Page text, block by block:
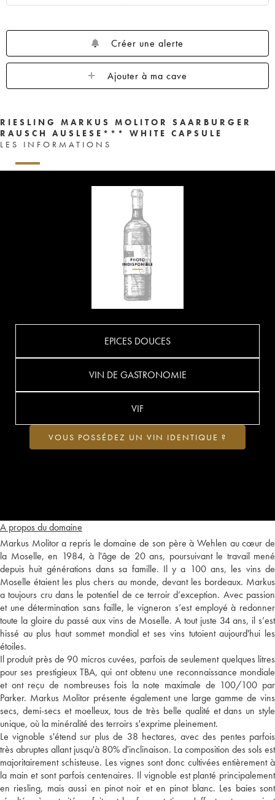
Créer une alerte
Ajouter à ma cave
RIESLING MARKUS MOLITOR SAARBURGER
RAUSCH AUSLESE*** WHITE CAPSULE
LES INFORMATIONS
A propos du domaine
Markus Molitor a repris le domaine de son père à Wehlen au cœur de
la Moselle, en 1984, à l'âge de 20 ans, poursuivant le travail mené
depuis huit générations dans sa famille. Il y a 100 ans, les vins de
Moselle étaient les plus chers au monde, devant les bordeaux. Markus
a toujours cru dans le potentiel de ce terroir d’exception. Avec passion
et une détermination sans faille, le vigneron s’est employé à redonner
toute la gloire du passé aux vins de Moselle. A tout juste 34 ans, il s’est
hissé au plus haut sommet mondial et ses vins tutoient aujourd'hui les
étoiles.
Il produit près de 90 micros cuvées, parfois de seulement quelques litres
pour ses prestigieux TBA, qui ont obtenu une reconnaissance mondiale
et ont reçu de nombreuses fois la note maximale de 100/100 par
Parker. Markus Molitor présente également une large gamme de vins
secs, demi-secs et moelleux, tous de très belle qualité et dans un style
unique, où la minéralité des terroirs s'exprime pleinement.
Le vignoble s'étend sur plus de 38 hectares, avec des pentes parfois
très abruptes allant jusqu'à 80% d'inclinaison. La composition des sols est
majoritairement schisteuse. Les vignes sont donc cultivées entièrement à
la main et sont parfois centenaires. Il vignoble est planté principalement
en riesling, mais aussi en pinot noir et en pinot blanc. Les baies sont
EPICES DOUCES
VIN DE GASTRONOMIE
VIF
VOUS POSSÉDEZ UN VIN IDENTIQUE ?